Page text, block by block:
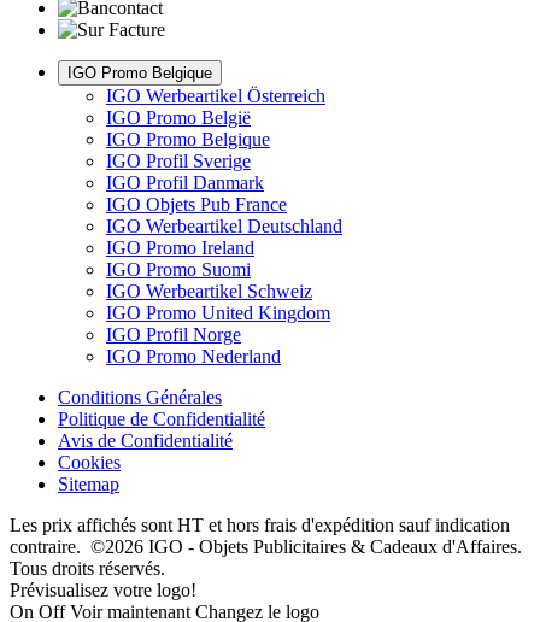
IGO Promo Belgique
IGO Werbeartikel Österreich
IGO Promo België
IGO Promo Belgique
IGO Profil Sverige
IGO Profil Danmark
IGO Objets Pub France
IGO Werbeartikel Deutschland
IGO Promo Ireland
IGO Promo Suomi
IGO Werbeartikel Schweiz
IGO Promo United Kingdom
IGO Profil Norge
IGO Promo Nederland
Conditions Générales
Politique de Confidentialité
Avis de Confidentialité
Cookies
Sitemap
Les prix affichés sont HT et hors frais d'expédition sauf indication
contraire. ©2026 IGO - Objets Publicitaires & Cadeaux d'Affaires.
Tous droits réservés.
Prévisualisez votre logo!
On Off Voir maintenant Changez le logo